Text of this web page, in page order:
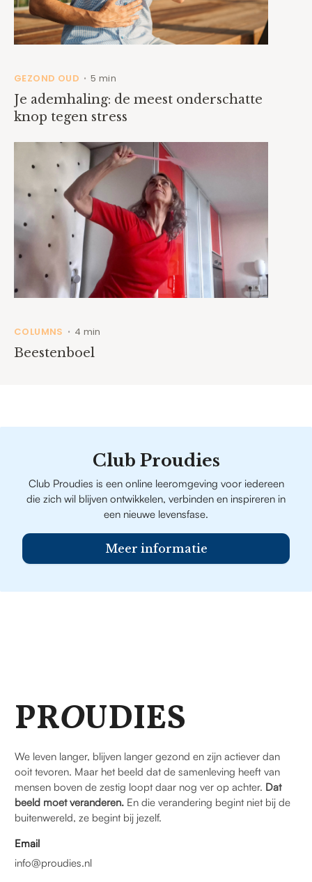
GEZOND OUD • 5 min
Je ademhaling: de meest onderschatte
knop tegen stress
COLUMNS • 4 min
Beestenboel
Club Proudies
Club Proudies is een online leeromgeving voor iedereen
die zich wil blijven ontwikkelen, verbinden en inspireren in
een nieuwe levensfase.
Meer informatie
PROUDIES
We leven langer, blijven langer gezond en zijn actiever dan
ooit tevoren. Maar het beeld dat de samenleving heeft van
mensen boven de zestig loopt daar nog ver op achter. Dat
beeld moet veranderen. En die verandering begint niet bij de
buitenwereld, ze begint bij jezelf.
Email
info@proudies.nl